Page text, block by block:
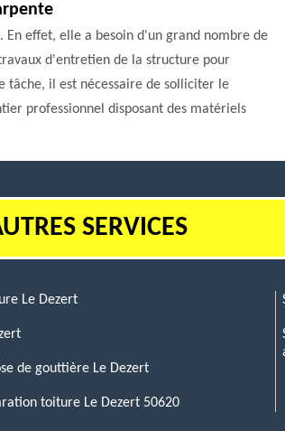
effet, elle a besoin d'un grand nombre de
d'entretien de la structure pour
tâche, il est nécessaire de solliciter le
professionnel disposant des matériels
SERVICES
Le Dezert
de gouttière Le Dezert
toiture Le Dezert 50620